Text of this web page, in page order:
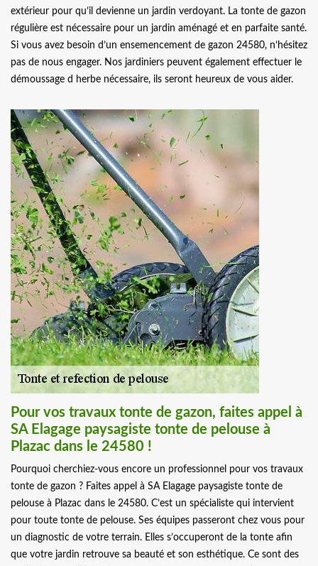
extérieur pour qu’il devienne un jardin verdoyant. La tonte de gazon
régulière est nécessaire pour un jardin aménagé et en parfaite santé.
Si vous avez besoin d’un ensemencement de gazon 24580, n’hésitez
pas de nous engager. Nos jardiniers peuvent également effectuer le
démoussage d herbe nécessaire, ils seront heureux de vous aider.
Pour vos travaux tonte de gazon, faites appel à
SA Elagage paysagiste tonte de pelouse à
Plazac dans le 24580 !
Pourquoi cherchiez-vous encore un professionnel pour vos travaux
tonte de gazon ? Faites appel à SA Elagage paysagiste tonte de
pelouse à Plazac dans le 24580. C’est un spécialiste qui intervient
pour toute tonte de pelouse. Ses équipes passeront chez vous pour
un diagnostic de votre terrain. Elles s’occuperont de la tonte afin
que votre jardin retrouve sa beauté et son esthétique. Ce sont des